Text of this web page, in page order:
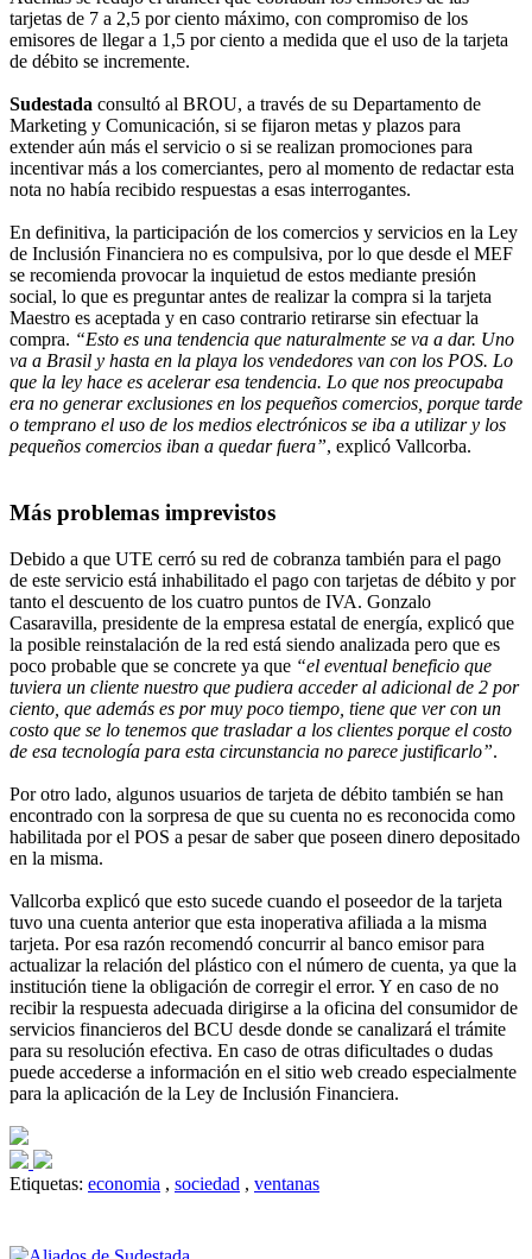
tarjetas de 7 a 2,5 por ciento máximo, con compromiso de los
emisores de llegar a 1,5 por ciento a medida que el uso de la tarjeta
de débito se incremente.
Sudestada consultó al BROU, a través de su Departamento de
Marketing y Comunicación, si se fijaron metas y plazos para
extender aún más el servicio o si se realizan promociones para
incentivar más a los comerciantes, pero al momento de redactar esta
nota no había recibido respuestas a esas interrogantes.
En definitiva, la participación de los comercios y servicios en la Ley
de Inclusión Financiera no es compulsiva, por lo que desde el MEF
se recomienda provocar la inquietud de estos mediante presión
social, lo que es preguntar antes de realizar la compra si la tarjeta
Maestro es aceptada y en caso contrario retirarse sin efectuar la
compra. “Esto es una tendencia que naturalmente se va a dar. Uno
va a Brasil y hasta en la playa los vendedores van con los POS. Lo
que la ley hace es acelerar esa tendencia. Lo que nos preocupaba
era no generar exclusiones en los pequeños comercios, porque tarde
o temprano el uso de los medios electrónicos se iba a utilizar y los
pequeños comercios iban a quedar fuera”, explicó Vallcorba.
Más problemas imprevistos
Debido a que UTE cerró su red de cobranza también para el pago
de este servicio está inhabilitado el pago con tarjetas de débito y por
tanto el descuento de los cuatro puntos de IVA. Gonzalo
Casaravilla, presidente de la empresa estatal de energía, explicó que
la posible reinstalación de la red está siendo analizada pero que es
poco probable que se concrete ya que “el eventual beneficio que
tuviera un cliente nuestro que pudiera acceder al adicional de 2 por
ciento, que además es por muy poco tiempo, tiene que ver con un
costo que se lo tenemos que trasladar a los clientes porque el costo
de esa tecnología para esta circunstancia no parece justificarlo”.
Por otro lado, algunos usuarios de tarjeta de débito también se han
encontrado con la sorpresa de que su cuenta no es reconocida como
habilitada por el POS a pesar de saber que poseen dinero depositado
en la misma.
Vallcorba explicó que esto sucede cuando el poseedor de la tarjeta
tuvo una cuenta anterior que esta inoperativa afiliada a la misma
tarjeta. Por esa razón recomendó concurrir al banco emisor para
actualizar la relación del plástico con el número de cuenta, ya que la
institución tiene la obligación de corregir el error. Y en caso de no
recibir la respuesta adecuada dirigirse a la oficina del consumidor de
servicios financieros del BCU desde donde se canalizará el trámite
para su resolución efectiva. En caso de otras dificultades o dudas
puede accederse a información en el sitio web creado especialmente
para la aplicación de la Ley de Inclusión Financiera.
Etiquetas: economia , sociedad , ventanas